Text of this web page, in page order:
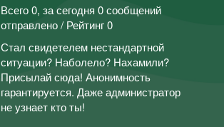
Всего 0, за сегодня 0 сообщений
отправлено / Рейтинг 0
Стал свидетелем нестандартной
ситуации? Наболело? Нахамили?
Присылай сюда! Анонимность
гарантируется. Даже администратор
не узнает кто ты!